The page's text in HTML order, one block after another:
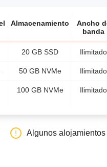
Almacenamiento
Ancho
banda
20 GB SSD Ilimitado
50 GB NVMe Ilimitado
100 GB NVMe Ilimitado
Algunos